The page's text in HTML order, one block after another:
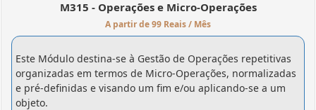
M315 - Operações e Micro-Operações
A partir de 99 Reais / Mês
Este Módulo destina-se à Gestão de Operações repetitivas
organizadas em termos de Micro-Operações, normalizadas
e pré-definidas e visando um fim e/ou aplicando-se a um
objeto.